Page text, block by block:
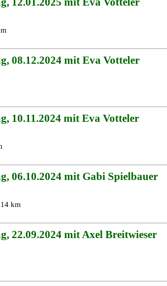
08.12.2024 mit Eva Votteler
10.11.2024 mit Eva Votteler
06.10.2024 mit Gabi Spielbauer
km
22.09.2024 mit Axel Breitwieser